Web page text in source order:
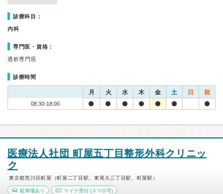
診療科目：
内科
専門医・資格：
透析専門医
診療時間
月 火 水 木 金 土 日 祝
08:30-18:00
医療法人社団 町屋五丁目整形外科クリニッ
ク
東京都荒川区町屋（町屋二丁目駅、東尾久三丁目駅、町屋駅）
駐車場あり マイナ受付(スマホ可)